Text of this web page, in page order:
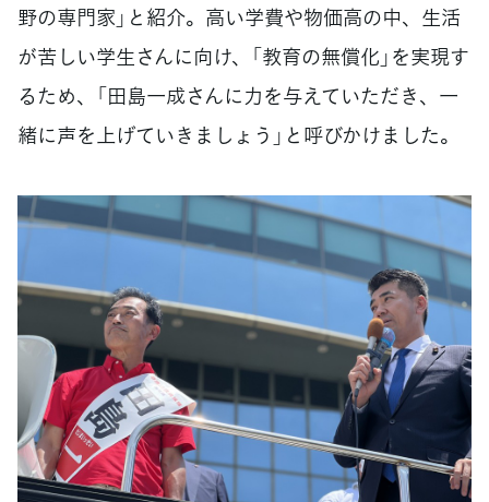
野の専門家」と紹介。高い学費や物価高の中、生活
が苦しい学生さんに向け、「教育の無償化」を実現す
るため、「田島一成さんに力を与えていただき、一
緒に声を上げていきましょう」と呼びかけました。